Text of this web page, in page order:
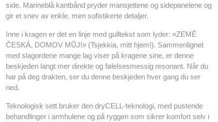
side. Marineblå kantbånd pryder mansjettene og sidepanelene og
gir et snev av enkle, men sofistikerte detaljer.
Inne i kragen er det en linje med gulltekst som lyder: «ZEMĚ
ČESKÁ, DOMOV MŮJ!» (Tsjekkia, mitt hjem!). Sammenlignet
med slagordene mange lag viser på kragene sine, er denne
beskjeden langt mer direkte og følelsesmessig resonant. Når du
har på deg drakten, ser du denne beskjeden hver gang du ser
ned.
Teknologisk sett bruker den dryCELL-teknologi, med pustende
behandlinger i armhulene og på ryggen som sikrer komfort selv i